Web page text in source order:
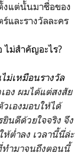
งแต่นั้นมาชื่อของ
และรางวัลละคร
ไม่สำคัญอะไร?
เหมือนรางวัล
อง ผมได้แต่สงสัย
เองมอบให้ได้
นดีด้วยใจจริง จึง
ห้ต่ำลง เวลานี้นี่ล่ะ
ทำมาจนถึงตอนนี้